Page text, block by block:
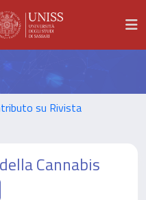
su Rivista
Cannabis